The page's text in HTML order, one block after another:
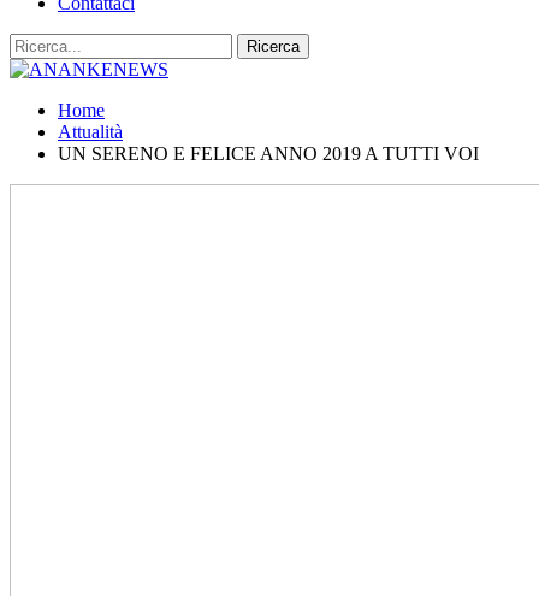
Home
Attualità
UN SERENO E FELICE ANNO 2019 A TUTTI VOI